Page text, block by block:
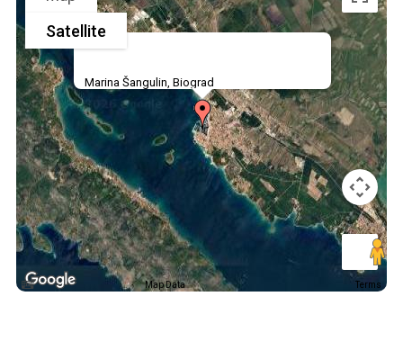
Marina Šangulin, Biograd
Satellite
Map Data Terms